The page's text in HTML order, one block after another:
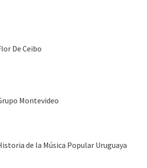
De Ceibo
Montevideo
de la Música Popular Uruguaya